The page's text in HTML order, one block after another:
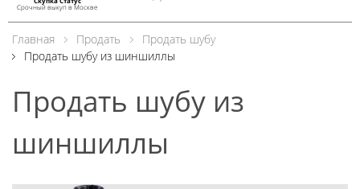
Срочный выкуп в Москве
Главная Продать
Продать шубу
Продать шубу из шиншиллы
Продать шубу из
шиншиллы